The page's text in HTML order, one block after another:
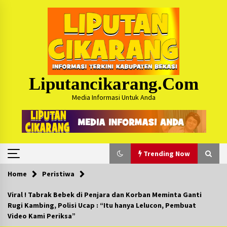
Liputancikarang.com
Media Informasi Untuk Anda
Trending Now
Trending Now
Posko Mudik Kosmi Jurpala 2026 Hadirkan
Pelayanan Penuh bagi Pemudik : Sudah Tahun
Home Peristiwa
Viral ! Tabrak Bebek di Penjara dan Korban Meminta Ganti
Rugi Kambing, Polisi Ucap : “Itu hanya Lelucon, Pembuat
Video Kami Periksa”